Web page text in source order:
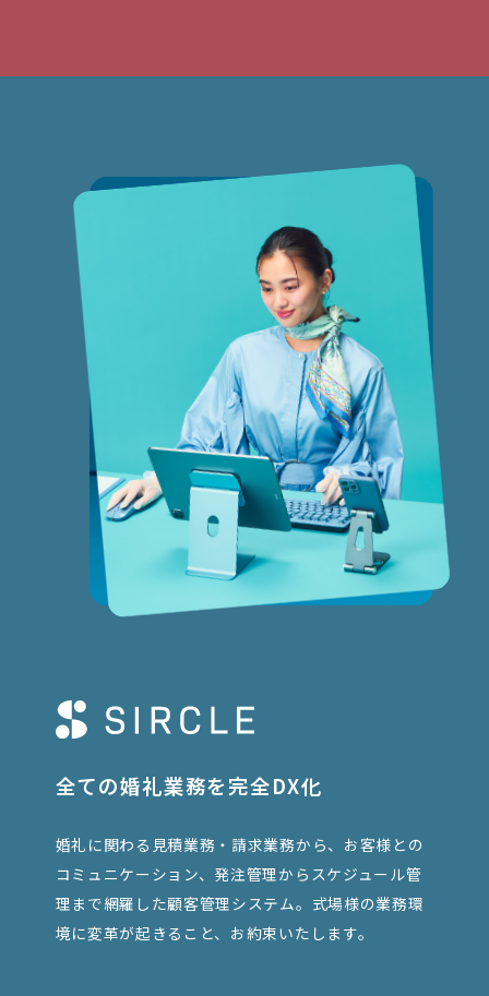
全ての婚礼業務を完全DX化
婚礼に関わる見積業務・請求業務から、お客様との
コミュニケーション、発注管理からスケジュール管
理まで網羅した顧客管理システム。式場様の業務環
境に変革が起きること、お約束いたします。